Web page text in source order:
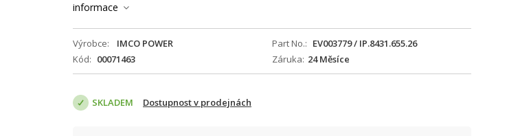
informace
Výrobce IMCO POWER Part No.
EV003779 / IP.8431.655.26
Kód
00071463 Záruka 24 Měsíce
SKLADEM Dostupnost v prodejnách